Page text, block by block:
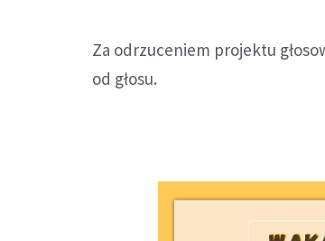
Za odrzuceniem projektu
od głosu.